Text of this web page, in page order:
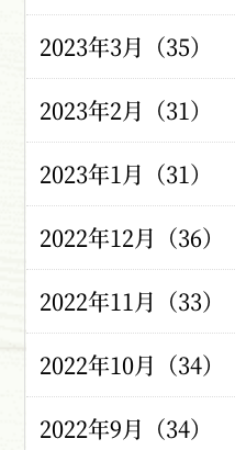
2023年3月（35）
2023年2月（31）
2023年1月（31）
2022年12月（36）
2022年11月（33）
2022年10月（34）
2022年9月（34）